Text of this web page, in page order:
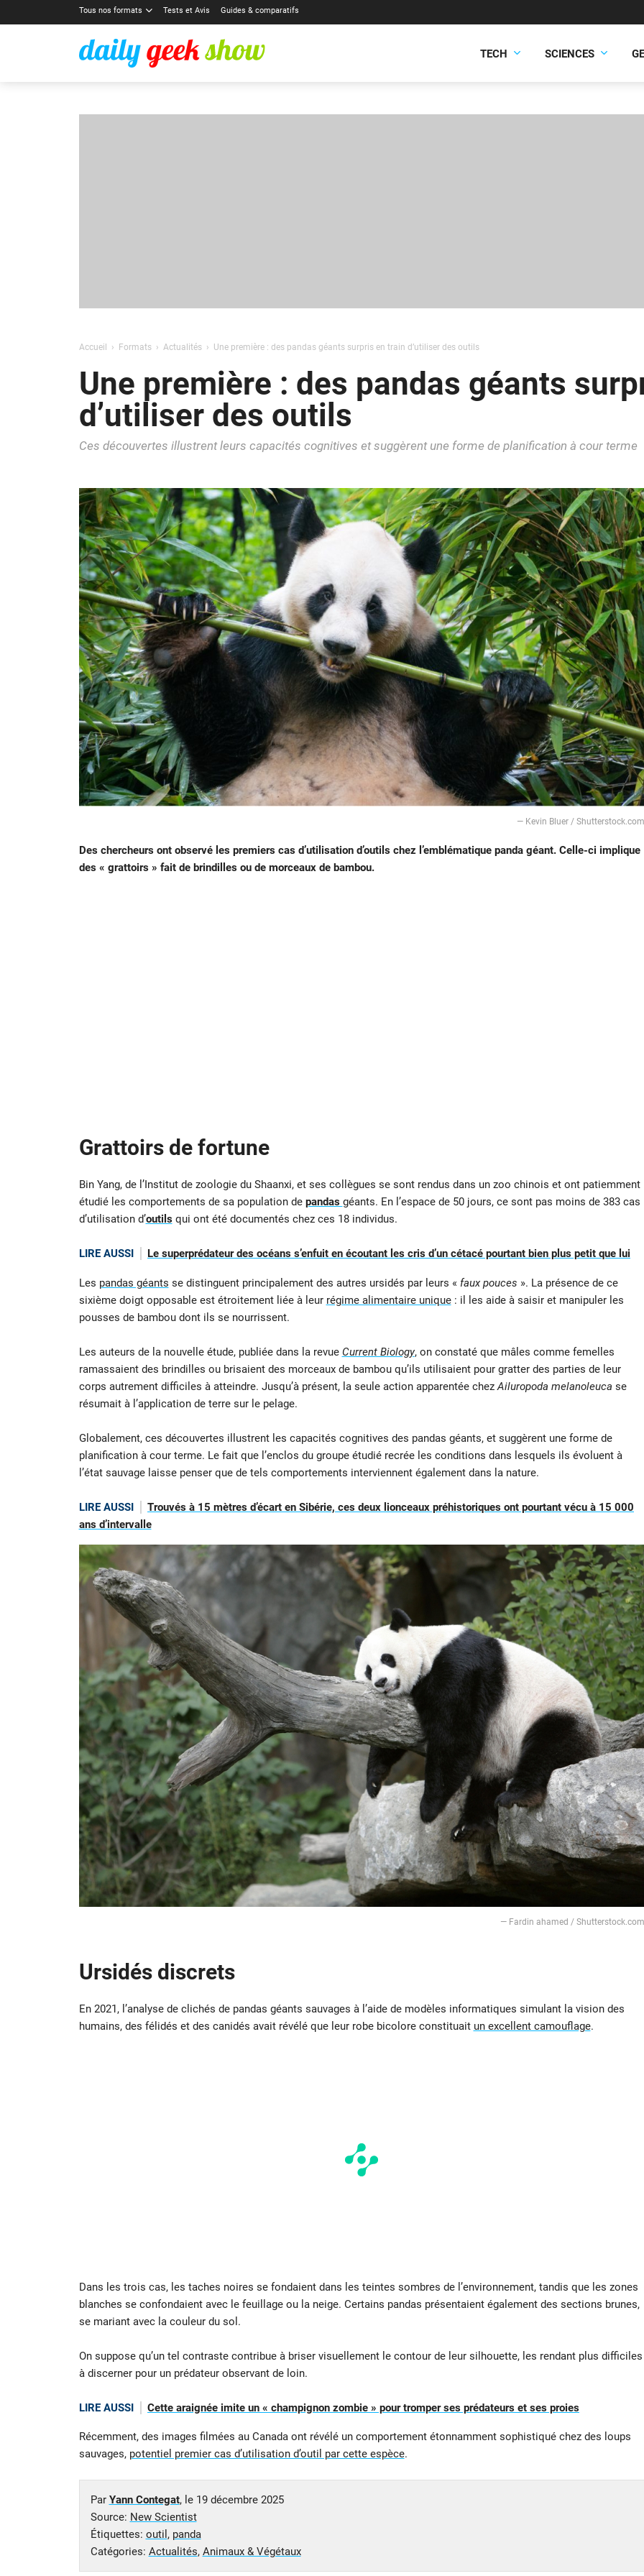
Tous nos formats Tests et Avis Guides & comparatifs
TECH SCIENCES
Accueil Formats Actualités Une première : des pandas géants surpris en train d’utiliser des outils
Une première : des pandas géants
d’utiliser des outils
Ces découvertes illustrent leurs capacités cognitives et suggèrent une forme de planification à cour terme
― Kevin Bluer / Shutterstock.com
Des chercheurs ont observé les premiers cas d’utilisation d’outils chez l’emblématique panda géant. Celle-ci implique
des « grattoirs » fait de brindilles ou de morceaux de bambou.
Grattoirs de fortune
Bin Yang, de l’Institut de zoologie du Shaanxi, et ses collègues se sont rendus dans un zoo chinois et ont patiemment
étudié les comportements de sa population de pandas géants. En l’espace de 50 jours, ce sont pas moins de 383 cas
d’utilisation d’outilsqui ont été documentés chez ces 18 individus.
LIRE AUSSI Le superprédateur des océans s’enfuit en écoutant les cris d’un cétacé pourtant bien plus petit que lui
Les pandas géants se distinguent principalement des autres ursidés par leurs « faux pouces ». La présence de ce
sixième doigt opposable est étroitement liée à leur régime alimentaire unique: il les aide à saisir et manipuler les
pousses de bambou dont ils se nourrissent.
Les auteurs de la nouvelle étude, publiée dans la revue Current Biology, on constaté que mâles comme femelles
ramassaient des brindilles ou brisaient des morceaux de bambou qu’ils utilisaient pour gratter des parties de leur
corps autrement difficiles à atteindre. Jusqu’à présent, la seule action apparentée chezAiluropoda melanoleuca se
résumait à l’application de terre sur le pelage.
Globalement, ces découvertes illustrent les capacités cognitives des pandas géants, et suggèrent une forme de
planification à cour terme. Le fait que l’enclos du groupe étudié recrée les conditions dans lesquels ils évoluent à
l’état sauvage laisse penser que de tels comportements interviennent également dans la nature.
LIRE AUSSI
Trouvés à 15 mètres d’écart en Sibérie, ces deux lionceaux préhistoriques ont pourtant vécu à 15 000
ans d’intervalle
— Fardin ahamed / Shutterstock.com
Ursidés discrets
En 2021, l’analyse de clichés de pandas géants sauvages à l’aide de modèles informatiques simulant la vision des
humains, des félidés et des canidés avait révélé que leur robe bicolore constituait un excellent camouflage.
Dans les trois cas, les taches noires se fondaient dans les teintes sombres de l’environnement, tandis que les zones
blanches se confondaient avec le feuillage ou la neige. Certains pandas présentaient également des sections brunes,
se mariant avec la couleur du sol.
On suppose qu’un tel contraste contribue à briser visuellement le contour de leur silhouette, les rendant plus difficiles
à discerner pour un prédateur observant de loin.
LIRE AUSSI Cette araignée imite un « champignon zombie » pour tromper ses prédateurs et ses proies
Récemment, des images filmées au Canada ont révélé un comportement étonnamment sophistiqué chez des loups
sauvages, potentiel premier cas d’utilisation d’outil par cette espèce.
Par Yann Contegat, le 19 décembre 2025
Source: New Scientist
Étiquettes: outil , panda
Catégories: Actualités, Animaux & Végétaux